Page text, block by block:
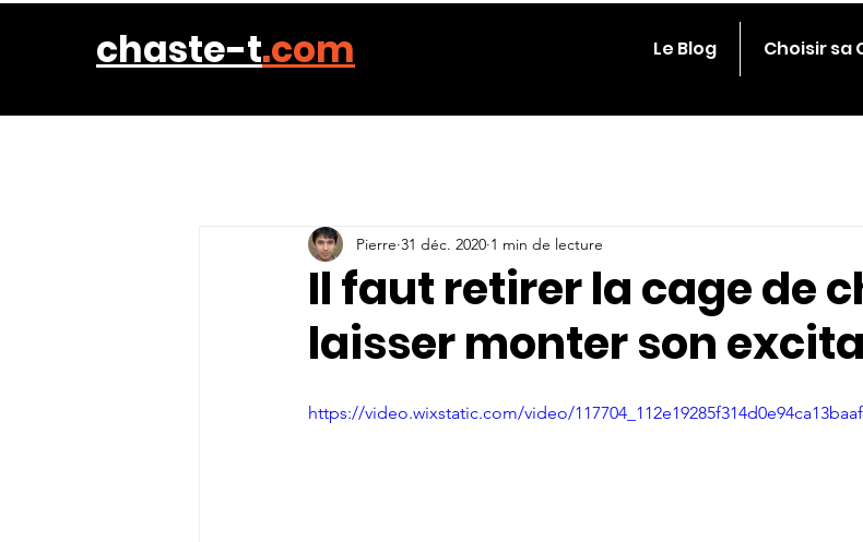
chaste-t.com Le Blog Choisir sa
Il faut retirer la cage de
laisser monter son
Pierre 31 déc. 2020 1 min de lecture
https://video.wixstatic.com/video/